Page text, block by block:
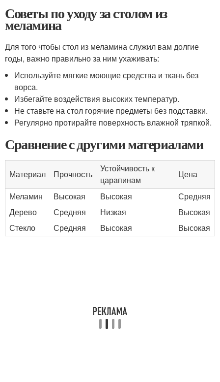
Советы по уходу за столом из
меламина
Для того чтобы стол из меламина служил вам долгие
годы, важно правильно за ним ухаживать:
Используйте мягкие моющие средства и ткань без
ворса.
Избегайте воздействия высоких температур.
Не ставьте на стол горячие предметы без подставки.
Регулярно протирайте поверхность влажной тряпкой.
Сравнение с другими материалами
Материал Прочность
Устойчивость к
царапинам
Цена
Меламин
Высокая Высокая
Средняя
Дерево
Средняя Низкая
Высокая
Стекло
Средняя Высокая Высокая